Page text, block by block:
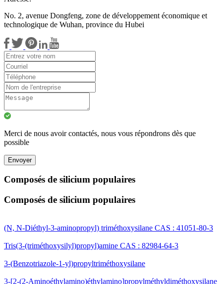
No. 2, avenue Dongfeng, zone de développement économique et
technologique de Wuhan, province du Hubei
Merci de nous avoir contactés, nous vous répondrons dès que
possible
Envoyer
Composés de silicium populaires
Composés de silicium populaires
(N, N-Diéthyl-3-aminopropyl) triméthoxysilane CAS : 41051-80-3
Tris(3-(triméthoxysilyl)propyl)amine CAS : 82984-64-3
3-(Benzotriazole-1-yl)propyltriméthoxysilane
3-[2-(2-Aminoéthylamino)éthylamino]propylméthyldiméthoxysilane